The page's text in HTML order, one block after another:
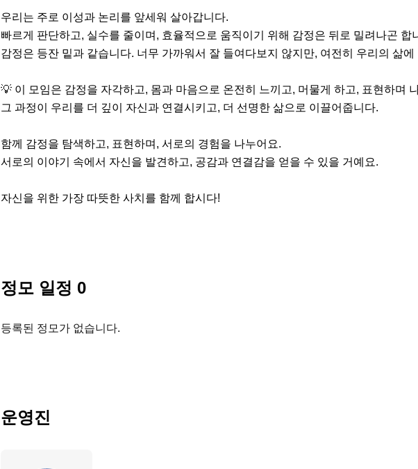
우리는 주로 이성과 논리를 앞세워 살아갑니다.
빠르게 판단하고, 실수를 줄이며, 효율적으로 움직이기 위해 감정은 뒤로 밀려나곤 합
감정은 등잔 밑과 같습니다. 너무 가까워서 잘 들여다보지 않지만, 여전히 우리의 삶
💡 이 모임은 감정을 자각하고, 몸과 마음으로 온전히 느끼고, 머물게 하고, 표현하며
그 과정이 우리를 더 깊이 자신과 연결시키고, 더 선명한 삶으로 이끌어줍니다.
함께 감정을 탐색하고, 표현하며, 서로의 경험을 나누어요.
서로의 이야기 속에서 자신을 발견하고, 공감과 연결감을 얻을 수 있을 거예요.
자신을 위한 가장 따뜻한 사치를 함께 합시다!
정모 일정 0
등록된 정모가 없습니다.
운영진